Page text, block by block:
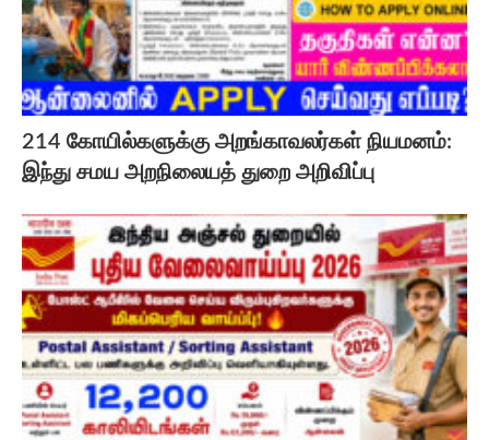
214 கோயில்களுக்கு அறங்காவலர்கள் நியமனம்:
இந்து சமய அறநிலையத் துறை அறிவிப்பு